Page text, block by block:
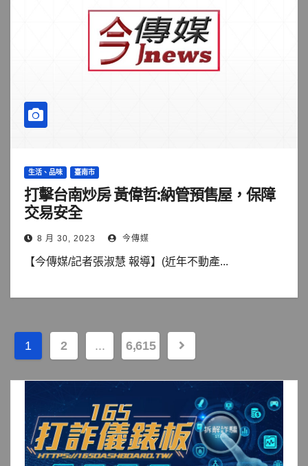
生活、品味 臺南市
打擊台南炒房 黃偉哲:納管預售屋，保障
交易安全
8 月 30, 2023 今傳媒
【今傳媒/記者張淑慧 報導】(近年不動產...
文
章
頁
1 2 ... 6,615